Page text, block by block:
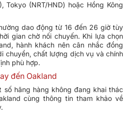
Tokyo (NRT/HND) hoặc Hồng Kông
dao động từ 16 đến 26 giờ tùy
gian chờ nối chuyến. Khi lựa chọn
hành khách nên cân nhắc đồng
chuyển, chất lượng dịch vụ và chính
phù hợp.
đến Oakland
số hãng hàng không đang khai thác
cùng thông tin tham khảo về